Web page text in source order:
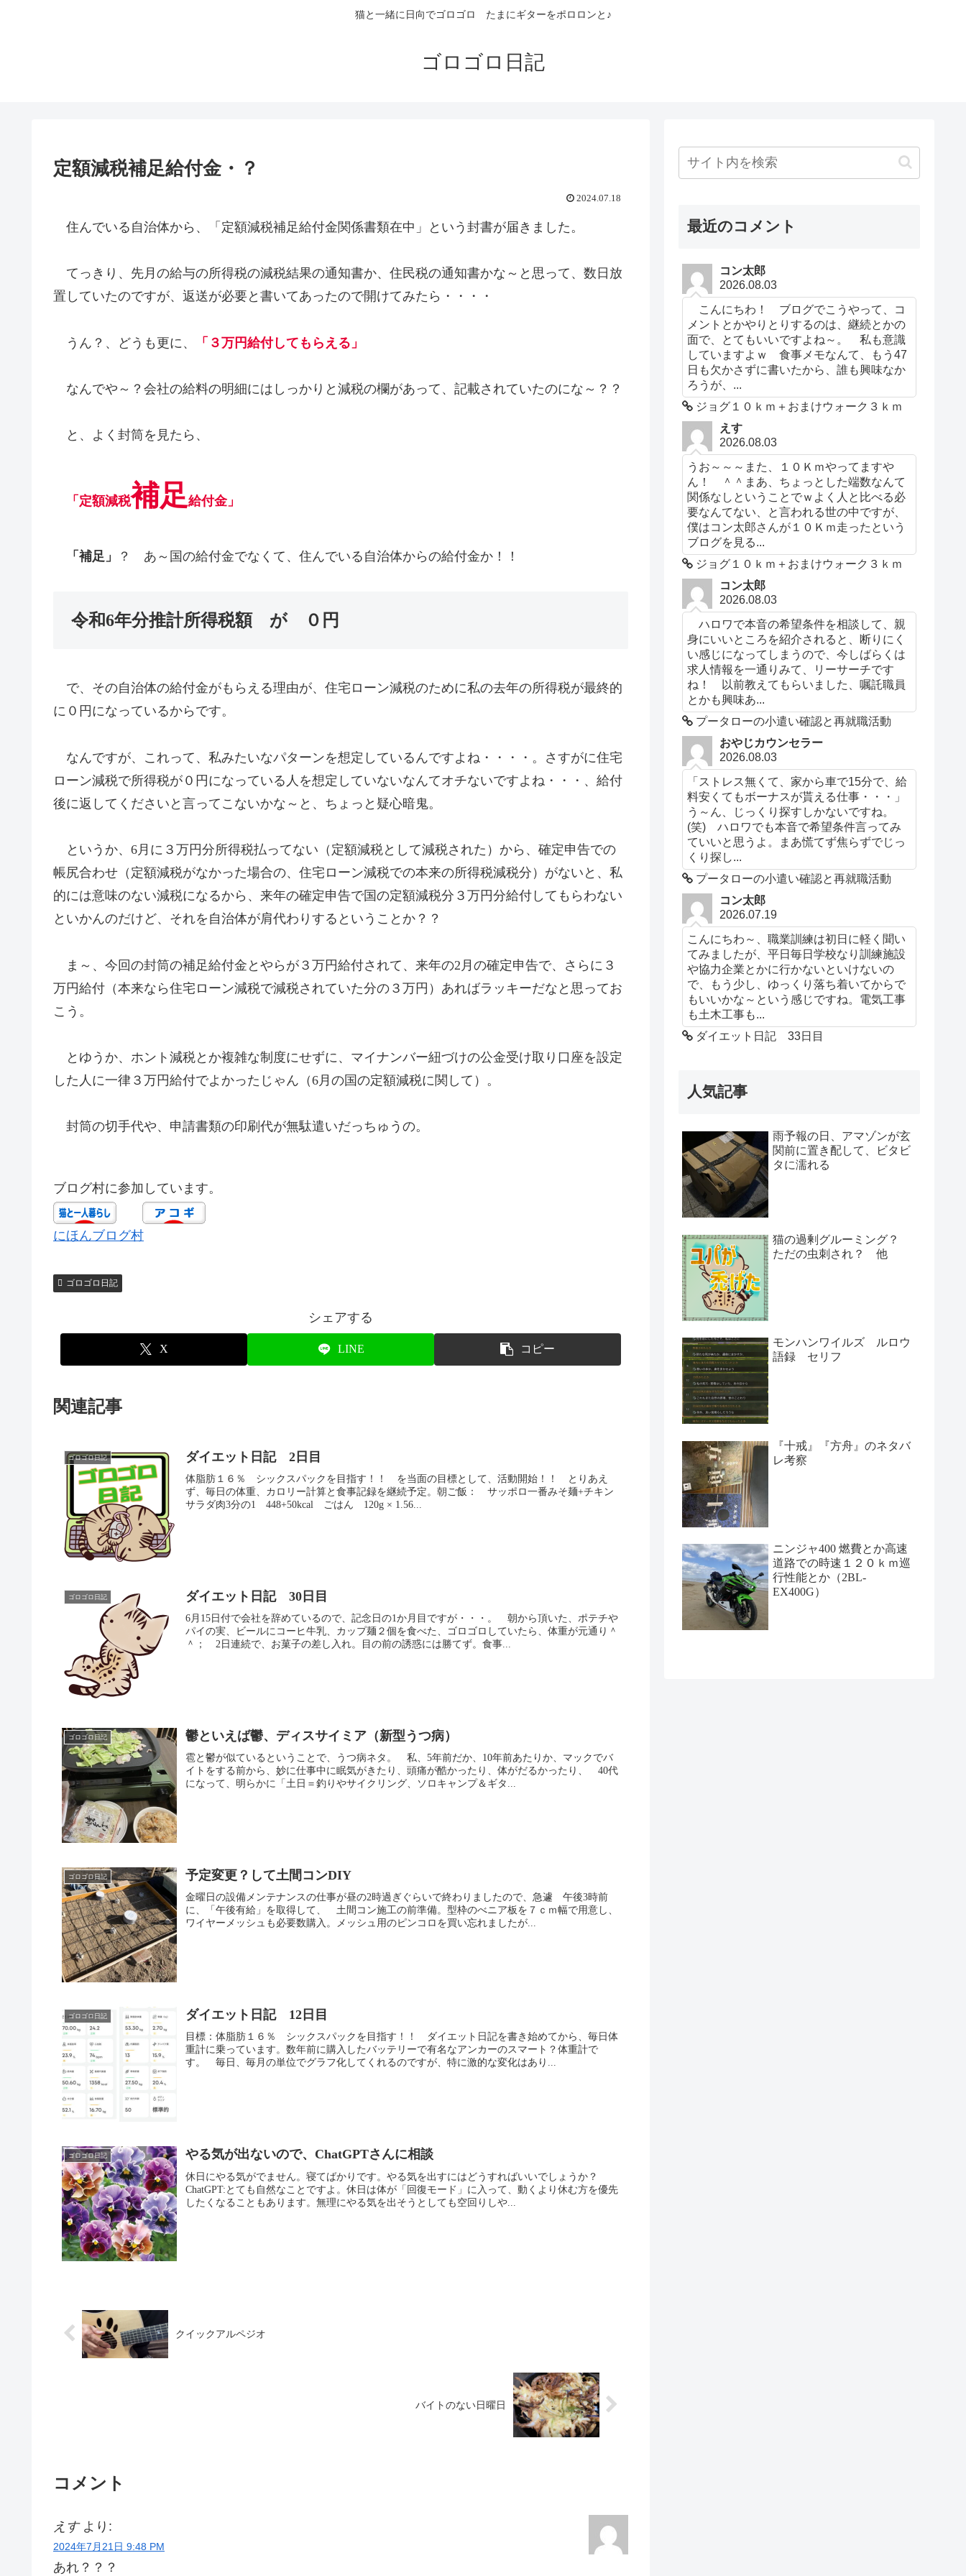
猫と一緒に日向でゴロゴロ たまにギターをポロロンと♪
ゴロゴロ日記
定額減税補足給付金・？
2024.07.18
住んでいる自治体から、「定額減税補足給付金関係書類在中」という封書が届きました。
てっきり、先月の給与の所得税の減税結果の通知書か、住民税の通知書かな～と思って、数日放
置していたのですが、返送が必要と書いてあったので開けてみたら・・・・
うん？、どうも更に、 「３万円給付してもらえる」
なんでや～？会社の給料の明細にはしっかりと減税の欄があって、記載されていたのにな～？？
と、よく封筒を見たら、
「定額減税補足 給付金」
「補足」 ？ あ～国の給付金でなくて、住んでいる自治体からの給付金か！！
令和6年分推計所得税額 が ０円
で、その自治体の給付金がもらえる理由が、住宅ローン減税のために私の去年の所得税が最終的
に０円になっているからです。
なんですが、これって、私みたいなパターンを想定しているんですよね・・・・。さすがに住宅
ローン減税で所得税が０円になっている人を想定していないなんてオチないですよね・・・、給付
後に返してくださいと言ってこないかな～と、ちょっと疑心暗鬼。
というか、6月に３万円分所得税払ってない（定額減税として減税された）から、確定申告での
帳尻合わせ（定額減税がなかった場合の、住宅ローン減税での本来の所得税減税分）がないと、私
的には意味のない減税になるから、来年の確定申告で国の定額減税分３万円分給付してもらわない
といかんのだけど、それを自治体が肩代わりするということか？？
ま～、今回の封筒の補足給付金とやらが３万円給付されて、来年の2月の確定申告で、さらに３
万円給付（本来なら住宅ローン減税で減税されていた分の３万円）あればラッキーだなと思ってお
こう。
とゆうか、ホント減税とか複雑な制度にせずに、マイナンバー紐づけの公金受け取り口座を設定
した人に一律３万円給付でよかったじゃん（6月の国の定額減税に関して）。
封筒の切手代や、申請書類の印刷代が無駄遣いだっちゅうの。
ブログ村に参加しています。
にほんブログ村
ゴロゴロ日記
シェアする
X LINE コピー
関連記事
ゴロゴロ日記 ダイエット日記 2日目
体脂肪１６％ シックスパックを目指す！！ を当面の目標として、活動開始！！ とりあえ
ず、毎日の体重、カロリー計算と食事記録を継続予定。朝ご飯： サッポロ一番みそ麺+チキン
サラダ肉3分の1 448+50kcal ごはん 120g × 1.56...
ゴロゴロ日記 ダイエット日記 30日目
6月15日付で会社を辞めているので、記念日の1か月目ですが・・・。 朝から頂いた、ポテチや
パイの実、ビールにコーヒ牛乳、カップ麺２個を食べた、ゴロゴロしていたら、体重が元通り＾
＾； 2日連続で、お菓子の差し入れ。目の前の誘惑には勝てず。食事...
ゴロゴロ日記 鬱といえば鬱、ディスサイミア（新型うつ病）
雹と鬱が似ているということで、うつ病ネタ。 私、5年前だか、10年前あたりか、マックでバ
イトをする前から、妙に仕事中に眠気がきたり、頭痛が酷かったり、体がだるかったり、 40代
になって、明らかに「土日＝釣りやサイクリング、ソロキャンプ＆ギタ...
ゴロゴロ日記 予定変更？して土間コンDIY
金曜日の設備メンテナンスの仕事が昼の2時過ぎぐらいで終わりましたので、急遽 午後3時前
に、「午後有給」を取得して、 土間コン施工の前準備。型枠のべニア板を７ｃｍ幅で用意し、
ワイヤーメッシュも必要数購入。メッシュ用のピンコロを買い忘れましたが...
ゴロゴロ日記 ダイエット日記 12日目
目標：体脂肪１６％ シックスパックを目指す！！ ダイエット日記を書き始めてから、毎日体
重計に乗っています。数年前に購入したバッテリーで有名なアンカーのスマート？体重計で
す。 毎日、毎月の単位でグラフ化してくれるのですが、特に激的な変化はあり...
ゴロゴロ日記 やる気が出ないので、ChatGPTさんに相談
休日にやる気がでません。寝てばかりです。やる気を出すにはどうすればいいでしょうか？
ChatGPT:とても自然なことですよ。休日は体が「回復モード」に入って、動くより休む方を優先
したくなることもあります。無理にやる気を出そうとしても空回りしや...
クイックアルペジオ
バイトのない日曜日
コメント
えす より:
2024年7月21日 9:48 PM
あれ？？？
最近のコメント
コン太郎
2026.08.03
こんにちわ！ ブログでこうやって、コ
メントとかやりとりするのは、継続とかの
面で、とてもいいですよね～。 私も意識
していますよｗ 食事メモなんて、もう47
日も欠かさずに書いたから、誰も興味なか
ろうが、...
ジョグ１０ｋｍ＋おまけウォーク３ｋｍ
えす
2026.08.03
うお～～～また、１０Ｋｍやってますや
ん！ ＾＾まあ、ちょっとした端数なんて
関係なしということでｗよく人と比べる必
要なんてない、と言われる世の中ですが、
僕はコン太郎さんが１０Ｋｍ走ったという
ブログを見る...
ジョグ１０ｋｍ＋おまけウォーク３ｋｍ
コン太郎
2026.08.03
ハロワで本音の希望条件を相談して、親
身にいいところを紹介されると、断りにく
い感じになってしまうので、今しばらくは
求人情報を一通りみて、リーサーチです
ね！ 以前教えてもらいました、嘱託職員
とかも興味あ...
プータローの小遣い確認と再就職活動
おやじカウンセラー
2026.08.03
「ストレス無くて、家から車で15分で、給
料安くてもボーナスが貰える仕事・・・」
う～ん、じっくり探すしかないですね。
(笑) ハロワでも本音で希望条件言ってみ
ていいと思うよ。まあ慌てず焦らずでじっ
くり探し...
プータローの小遣い確認と再就職活動
コン太郎
2026.07.19
こんにちわ～、職業訓練は初日に軽く聞い
てみましたが、平日毎日学校なり訓練施設
や協力企業とかに行かないといけないの
で、もう少し、ゆっくり落ち着いてからで
もいいかな～という感じですね。電気工事
も土木工事も...
ダイエット日記 33日目
人気記事
雨予報の日、アマゾンが玄
関前に置き配して、ビタビ
タに濡れる
猫の過剰グルーミング？
ただの虫刺され？ 他
モンハンワイルズ ルロウ
語録 セリフ
『十戒』『方舟』のネタバ
レ考察
ニンジャ400 燃費とか高速
道路での時速１２０ｋｍ巡
行性能とか（2BL-
EX400G）